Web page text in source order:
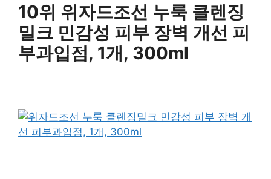
10위 위자드조선 누룩 클렌징
밀크 민감성 피부 장벽 개선 피
부과입점, 1개, 300ml